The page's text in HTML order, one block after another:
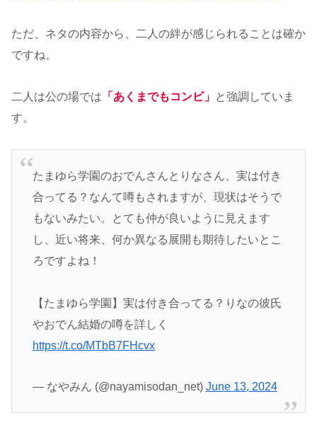
ただ、ネタの内容から、二人の絆が感じられることは確か
ですね。
二人は公の場では 「あくまでもコンビ」
と強調していま
す。
たまゆら学園のおでんさんとりなさん、実は付き
合ってる？なんて噂もされますが、現状はそうで
もないみたい。とても仲が良いように見えます
し、近い将来、何か異なる展開も期待したいとこ
ろですよね！
【たまゆら学園】実は付き合ってる？りなの彼氏
やおでん結婚の噂を詳しく
https://t.co/MTbB7FHcvx
— なやみん (@nayamisodan_net) June 13, 2024